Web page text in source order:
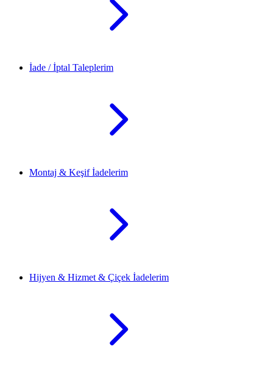
İade / İptal Taleplerim
Montaj & Keşif İadelerim
Hijyen & Hizmet & Çiçek İadelerim